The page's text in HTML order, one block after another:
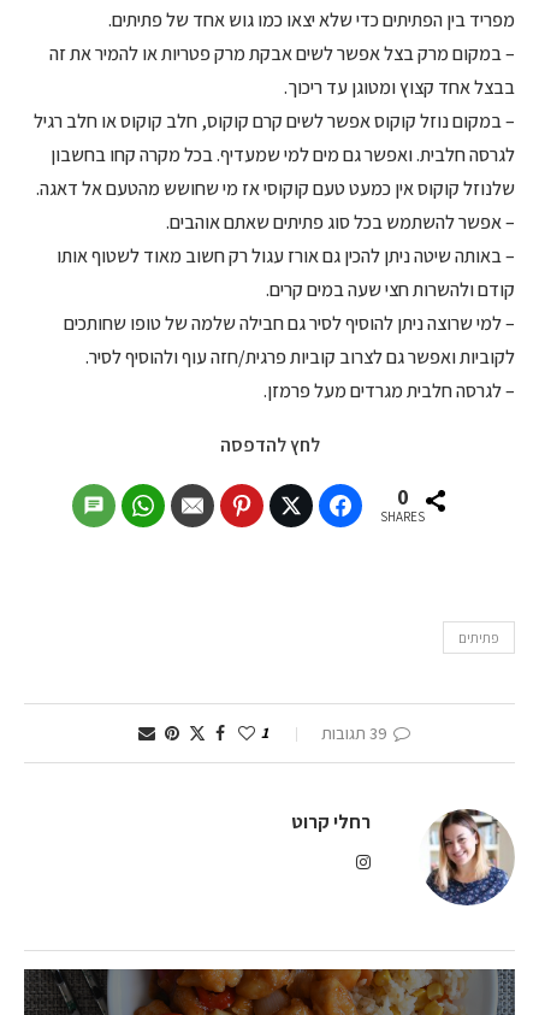
מפריד בין הפתיתים כדי שלא יצאו כמו גוש אחד של פתיתים.
– במקום מרק בצל אפשר לשים אבקת מרק פטריות או להמיר את זה
בבצל אחד קצוץ ומטוגן עד ריכוך.
– במקום נוזל קוקוס אפשר לשים קרם קוקוס, חלב קוקוס או חלב רגיל
לגרסה חלבית. ואפשר גם מים למי שמעדיף. בכל מקרה קחו בחשבון
שלנוזל קוקוס אין כמעט טעם קוקוסי אז מי שחושש מהטעם אל דאגה.
– אפשר להשתמש בכל סוג פתיתים שאתם אוהבים.
– באותה שיטה ניתן להכין גם אורז עגול רק חשוב מאוד לשטוף אותו
קודם ולהשרות חצי שעה במים קרים.
– למי שרוצה ניתן להוסיף לסיר גם חבילה שלמה של טופו שחותכים
לקוביות ואפשר גם לצרוב קוביות פרגית/חזה עוף ולהוסיף לסיר.
– לגרסה חלבית מגרדים מעל פרמזן.
לחץ להדפסה
0
SHARES
פתיתים
39 תגובות 1
רחלי קרוט